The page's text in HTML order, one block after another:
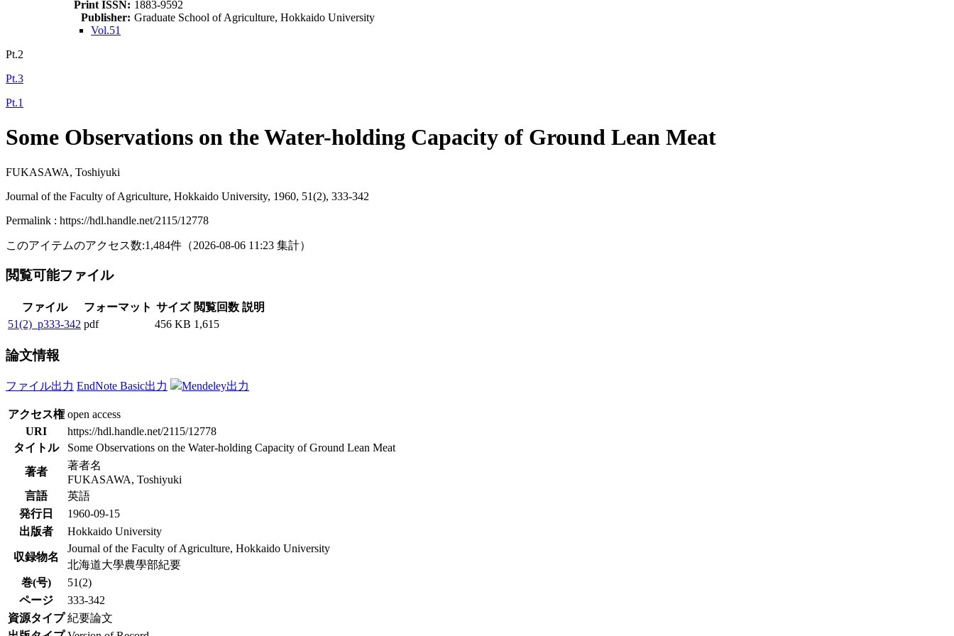
Print ISSN: 1883-9592
Publisher: Graduate School of Agriculture, Hokkaido University
Vol.51
Pt.2
Pt.3
Pt.1
Some Observations on the Water-holding Capacity of Ground Lean Meat
FUKASAWA, Toshiyuki
Journal of the Faculty of Agriculture, Hokkaido University, 1960, 51(2), 333-342
Permalink : https://hdl.handle.net/2115/12778
このアイテムのアクセス数:1,484件 （2026-08-06 11:23 集計）
閲覧可能ファイル
ファイル フォーマット サイズ 閲覧回数 説明
51(2)_p333-342 pdf 456 KB 1,615
論文情報
ファイル出力 EndNote Basic出力 Mendeley出力
アクセス権 open access
URI
https://hdl.handle.net/2115/12778
タイトル
Some Observations on the Water-holding Capacity of Ground Lean Meat
著者
著者名
FUKASAWA, Toshiyuki
言語
英語
発行日
1960-09-15
出版者
Hokkaido University
収録物名
Journal of the Faculty of Agriculture, Hokkaido University
北海道大學農學部紀要
巻(号)
51(2)
ページ
333-342
資源タイプ 紀要論文